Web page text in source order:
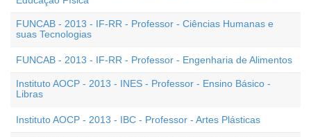
FUNCAB - 2013 - IF-RR - Professor - Ciências Humanas e
suas Tecnologias
FUNCAB - 2013 - IF-RR - Professor - Engenharia de Alimentos
Instituto AOCP - 2013 - INES - Professor - Ensino Básico -
Libras
Instituto AOCP - 2013 - IBC - Professor - Artes Plásticas